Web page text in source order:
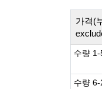
가격(
수량 1-
수량 6-